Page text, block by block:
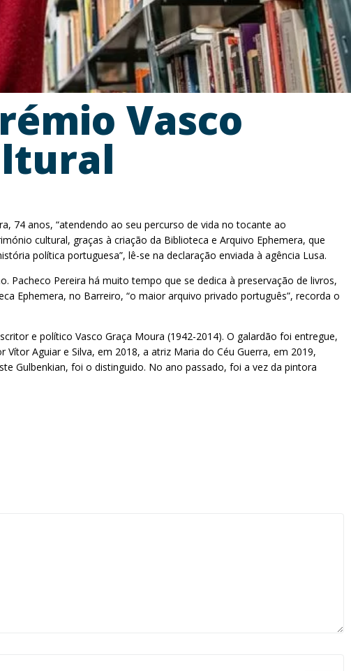
Vasco
74 anos, “atendendo ao seu percurso de vida no tocante ao
cultural, graças à criação da Biblioteca e Arquivo Ephemera, que
política portuguesa”, lê-se na declaração enviada à agência Lusa.
Pacheco Pereira há muito tempo que se dedica à preservação de livros,
Ephemera, no Barreiro, “o maior arquivo privado português”, recorda o
e político Vasco Graça Moura (1942-2014). O galardão foi entregue,
Aguiar e Silva, em 2018, a atriz Maria do Céu Guerra, em 2019,
Gulbenkian, foi o distinguido. No ano passado, foi a vez da pintora